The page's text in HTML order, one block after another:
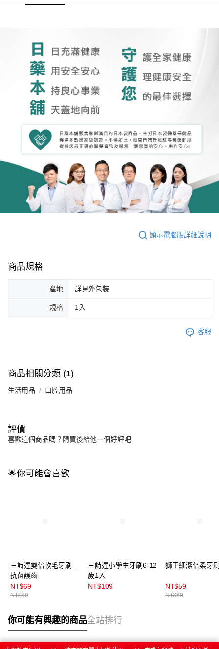
顯示電腦版詳細說明
商品規格
產地 詳見外包裝
規格 1入
客服
商品相關分類 (1)
生活用品 口腔用品
評價
喜歡這個商品嗎？購買後給他一個好評吧
🌟你可能會喜歡
三詩達雙倍軟毛牙刷_
抗菌護齒
NT$69
NT$89
三詩達小學生牙刷6-12
歲1入
NT$109
獅王細潔倍柔牙
NT$59
NT$69
你可能有興趣的商品全站排行